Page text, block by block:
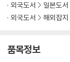
외국도서 일본도서
외국도서
해외잡지
품목정보